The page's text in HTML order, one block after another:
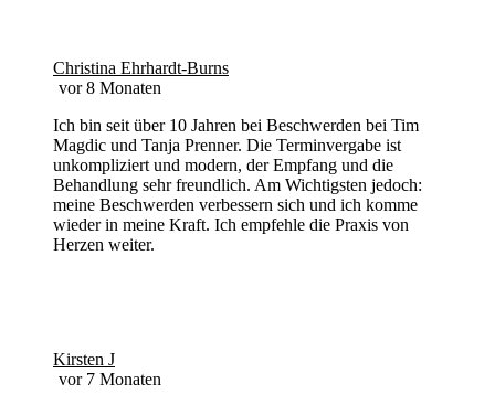
Christina Ehrhardt-Burns
vor 8 Monaten
Ich bin seit über 10 Jahren bei Beschwerden bei Tim
Magdic und Tanja Prenner. Die Terminvergabe ist
unkompliziert und modern, der Empfang und die
Behandlung sehr freundlich. Am Wichtigsten jedoch:
meine Beschwerden verbessern sich und ich komme
wieder in meine Kraft. Ich empfehle die Praxis von
Herzen weiter.
Kirsten J
vor 7 Monaten